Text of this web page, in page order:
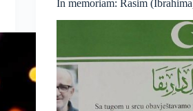
In memoriam: Rasim